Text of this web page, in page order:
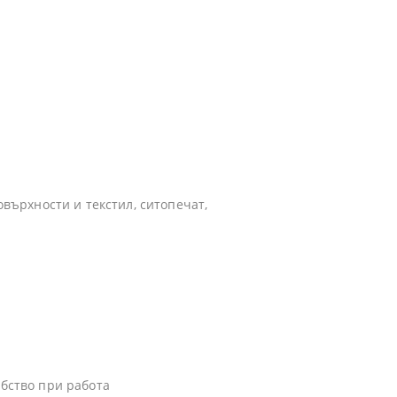
и текстил, ситопечат,
при работа